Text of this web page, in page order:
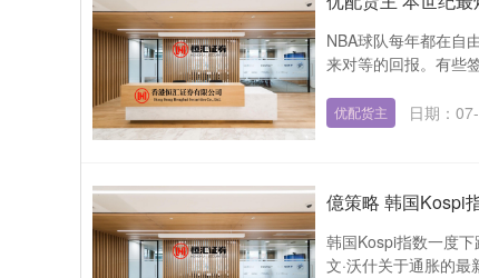
NBA球队每年都在自
来对等的回报。有些
优配货主 日期：
億策略 韩国Kospi
韩国Kospi指数一度
文·沃什关于通胀的